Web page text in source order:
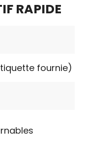
RAPIDE
fournie)